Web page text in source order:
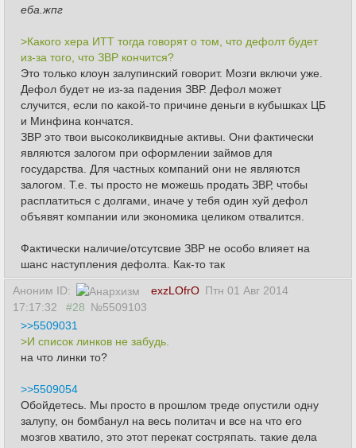
еба.жпг
>Какого хера ИТТ тогда говорят о том, что дефолт будет
из-за того, что ЗВР кончится?
Это только клоун залупинский говорит. Мозги включи уже.
Дефол будет не из-за падения ЗВР. Дефол может
случится, если по какой-то причине деньги в кубышках ЦБ
и Минфина кончатся.
ЗВР это твои высоколиквидные активы. Они фактически
являются залогом при оформлении займов для
государства. Для частных компаний они не являются
залогом. Т.е. ты просто не можешь продать ЗВР, чтобы
расплатиться с долгами, иначе у тебя один хуй дефол
объявят компании или экономика целиком отвалится.
Фактически наличие/отсутсвие ЗВР не особо влияет на
шанс наступления дефолта. Как-то так
Аноним ID: exzLOfrO Птн 01 Авг 2014
17:17:32
#28 №5509103
>>5509031
>И список линков не забудь.
на что линки то?
>>5509054
Обойдетесь. Мы просто в прошлом треде опустили одну
залупу, он бомбанул на весь политач и все на что его
мозгов хватило, это этот перекат состряпать. такие дела